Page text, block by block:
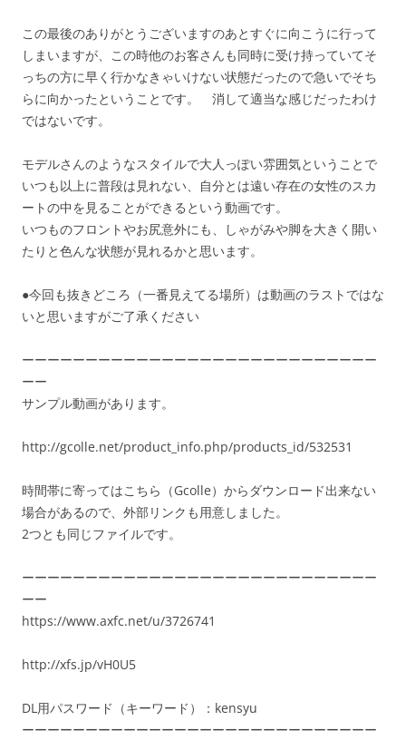
この最後のありがとうございますのあとすぐに向こうに行って
しまいますが、この時他のお客さんも同時に受け持っていてそ
っちの方に早く行かなきゃいけない状態だったので急いでそち
らに向かったということです。 消して適当な感じだったわけ
ではないです。
モデルさんのようなスタイルで大人っぽい雰囲気ということで
いつも以上に普段は見れない、自分とは遠い存在の女性のスカ
ートの中を見ることができるという動画です。
いつものフロントやお尻意外にも、しゃがみや脚を大きく開い
たりと色んな状態が見れるかと思います。
●今回も抜きどころ（一番見えてる場所）は動画のラストではな
いと思いますがご了承ください
ーーーーーーーーーーーーーーーーーーーーーーーーーーーー
ーー
サンプル動画があります。
http://gcolle.net/product_info.php/products_id/532531
時間帯に寄ってはこちら（Gcolle）からダウンロード出来ない
場合があるので、外部リンクも用意しました。
2つとも同じファイルです。
ーーーーーーーーーーーーーーーーーーーーーーーーーーーー
ーー
https://www.axfc.net/u/3726741
http://xfs.jp/vH0U5
DL用パスワード（キーワード）：kensyu
ーーーーーーーーーーーーーーーーーーーーーーーーーーーー